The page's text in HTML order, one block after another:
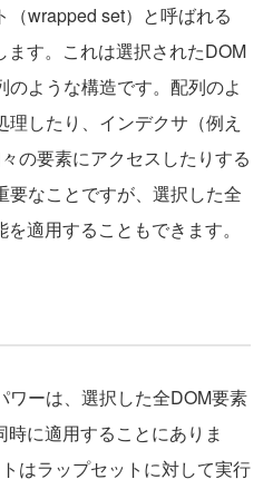
wrapped set）と呼ばれる
ます。これは選択されたDOM
ような構造です。配列のよ
したり、インデクサ（例え
の要素にアクセスしたりする
要なことですが、選択した全
適用することもできます。
ーは、選択した全DOM要素
に適用することにありま
はラップセットに対して実行